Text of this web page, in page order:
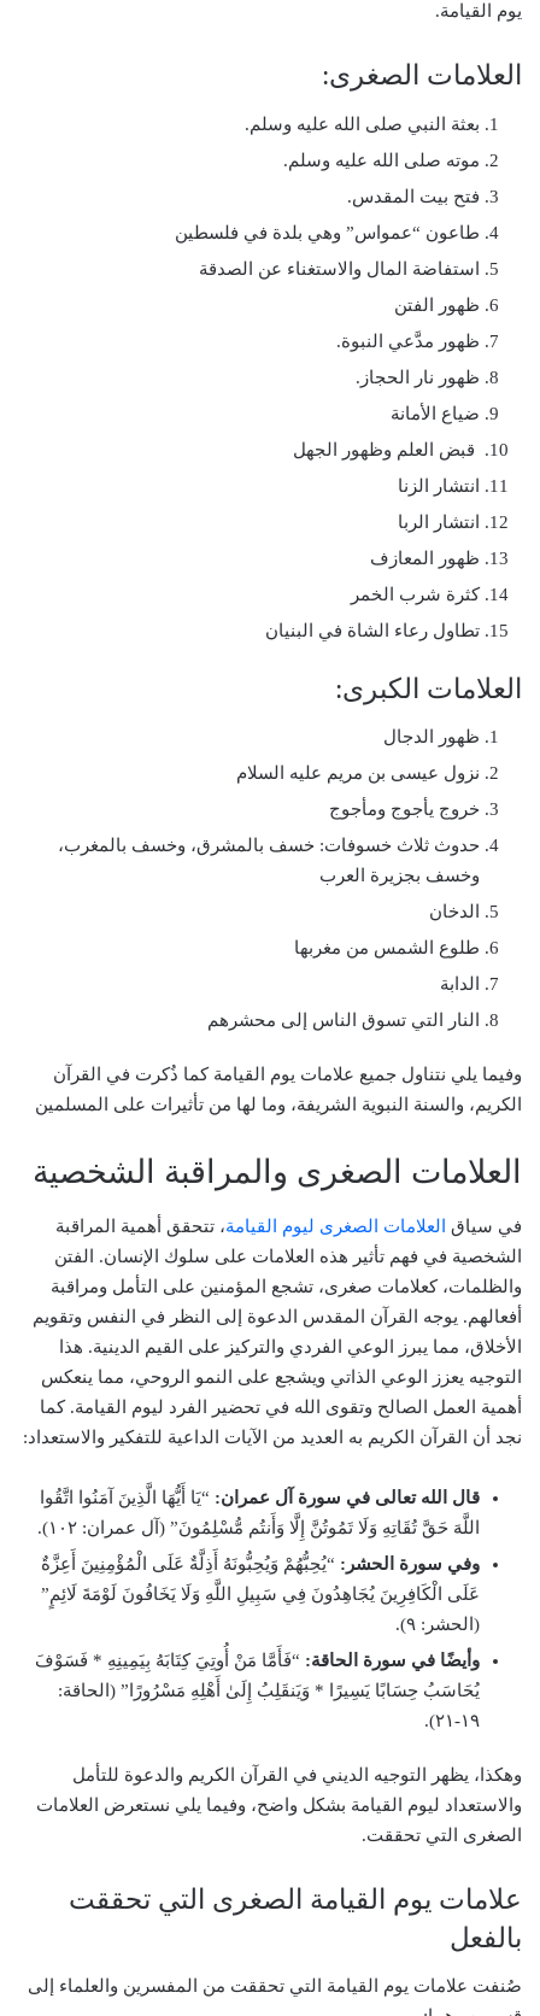
يوم القيامة.
العلامات الصغرى:
بعثة النبي صلى الله عليه وسلم.
موته صلى الله عليه وسلم.
فتح بيت المقدس.
طاعون “عمواس” وهي بلدة في فلسطين
استفاضة المال والاستغناء عن الصدقة
ظهور الفتن
ظهور مدَّعي النبوة.
ظهور نار الحجاز.
ضياع الأمانة
قبض العلم وظهور الجهل
انتشار الزنا
انتشار الربا
ظهور المعازف
كثرة شرب الخمر
تطاول رعاء الشاة في البنيان
العلامات الكبرى:
ظهور الدجال
نزول عيسى بن مريم عليه السلام
خروج يأجوج ومأجوج
حدوث ثلاث خسوفات: خسف بالمشرق، وخسف بالمغرب،
وخسف بجزيرة العرب
الدخان
طلوع الشمس من مغربها
الدابة
النار التي تسوق الناس إلى محشرهم
وفيما يلي نتناول جميع علامات يوم القيامة كما ذُكرت في القرآن
الكريم، والسنة النبوية الشريفة، وما لها من تأثيرات على المسلمين
العلامات الصغرى والمراقبة الشخصية
في سياق العلامات الصغرى ليوم القيامة، تتحقق أهمية المراقبة
الشخصية في فهم تأثير هذه العلامات على سلوك الإنسان. الفتن
والظلمات، كعلامات صغرى، تشجع المؤمنين على التأمل ومراقبة
أفعالهم. يوجه القرآن المقدس الدعوة إلى النظر في النفس وتقويم
الأخلاق، مما يبرز الوعي الفردي والتركيز على القيم الدينية. هذا
التوجيه يعزز الوعي الذاتي ويشجع على النمو الروحي، مما ينعكس
أهمية العمل الصالح وتقوى الله في تحضير الفرد ليوم القيامة. كما
نجد أن القرآن الكريم به العديد من الآيات الداعية للتفكير والاستعداد:
قال الله تعالى في سورة آل عمران: “يَا أَيُّهَا الَّذِينَ آمَنُوا اتَّقُوا
اللَّهَ حَقَّ تُقَاتِهِ وَلَا تَمُوتُنَّ إِلَّا وَأَنتُم مُّسْلِمُونَ” (آل عمران: ١٠٢).
وفي سورة الحشر: “يُحِبُّهُمْ وَيُحِبُّونَهُ أَذِلَّةٌ عَلَى الْمُؤْمِنِينَ أَعِزَّةٌ
عَلَى الْكَافِرِينَ يُجَاهِدُونَ فِي سَبِيلِ اللَّهِ وَلَا يَخَافُونَ لَوْمَةَ لَائِمٍ”
(الحشر: ٩).
وأيضًا في سورة الحاقة: “فَأَمَّا مَنْ أُوتِيَ كِتَابَهُ بِيَمِينِهِ * فَسَوْفَ
يُحَاسَبُ حِسَابًا يَسِيرًا * وَيَنقَلِبُ إِلَىٰ أَهْلِهِ مَسْرُورًا” (الحاقة:
١٩-٢١).
وهكذا، يظهر التوجيه الديني في القرآن الكريم والدعوة للتأمل
والاستعداد ليوم القيامة بشكل واضح، وفيما يلي نستعرض العلامات
الصغرى التي تحققت.
علامات يوم القيامة الصغرى التي تحققت
بالفعل
صُنفت علامات يوم القيامة التي تحققت من المفسرين والعلماء إلى